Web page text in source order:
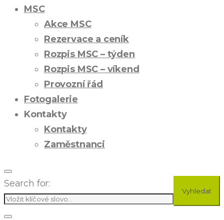
MSC
Akce MSC
Rezervace a ceník
Rozpis MSC – týden
Rozpis MSC – víkend
Provozní řád
Fotogalerie
Kontakty
Kontakty
Zaměstnanci
Search for:
Vyhledat